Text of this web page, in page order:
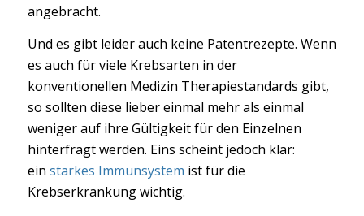
angebracht.
Und es gibt leider auch keine Patentrezepte. Wenn
es auch für viele Krebsarten in der
konventionellen Medizin Therapiestandards gibt,
so sollten diese lieber einmal mehr als einmal
weniger auf ihre Gültigkeit für den Einzelnen
hinterfragt werden. Eins scheint jedoch klar:
ein starkes Immunsystem ist für die
Krebserkrankung wichtig.